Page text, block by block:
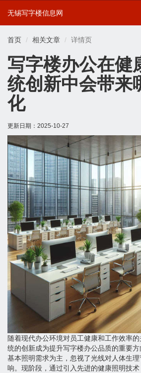
无锡写字楼信息网
首页 相关文章 详情页
写字楼办公在健
统创新中会带来
化
更新日期： 2025-10-27
随着现代办公环境对员工健康和工作效率
统的创新成为提升写字楼办公品质的重要
基本照明需求为主，忽视了光线对人体生
响。现阶段，通过引入先进的健康照明技